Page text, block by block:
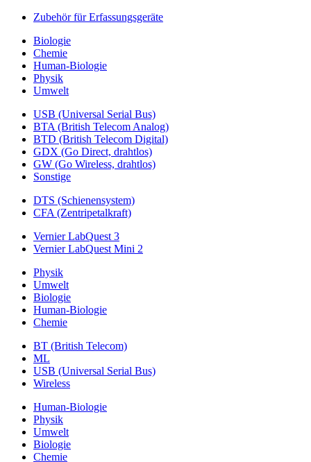
Zubehör für Erfassungsgeräte
Biologie
Chemie
Human-Biologie
Physik
Umwelt
USB (Universal Serial Bus)
BTA (British Telecom Analog)
BTD (British Telecom Digital)
GDX (Go Direct, drahtlos)
GW (Go Wireless, drahtlos)
Sonstige
DTS (Schienensystem)
CFA (Zentripetalkraft)
Vernier LabQuest 3
Vernier LabQuest Mini 2
Physik
Umwelt
Biologie
Human-Biologie
Chemie
BT (British Telecom)
ML
USB (Universal Serial Bus)
Wireless
Human-Biologie
Physik
Umwelt
Biologie
Chemie